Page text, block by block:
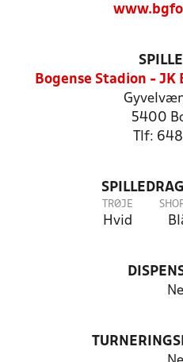
Bogense Stadion -
5400
Tlf:
TRØJE
Hvid